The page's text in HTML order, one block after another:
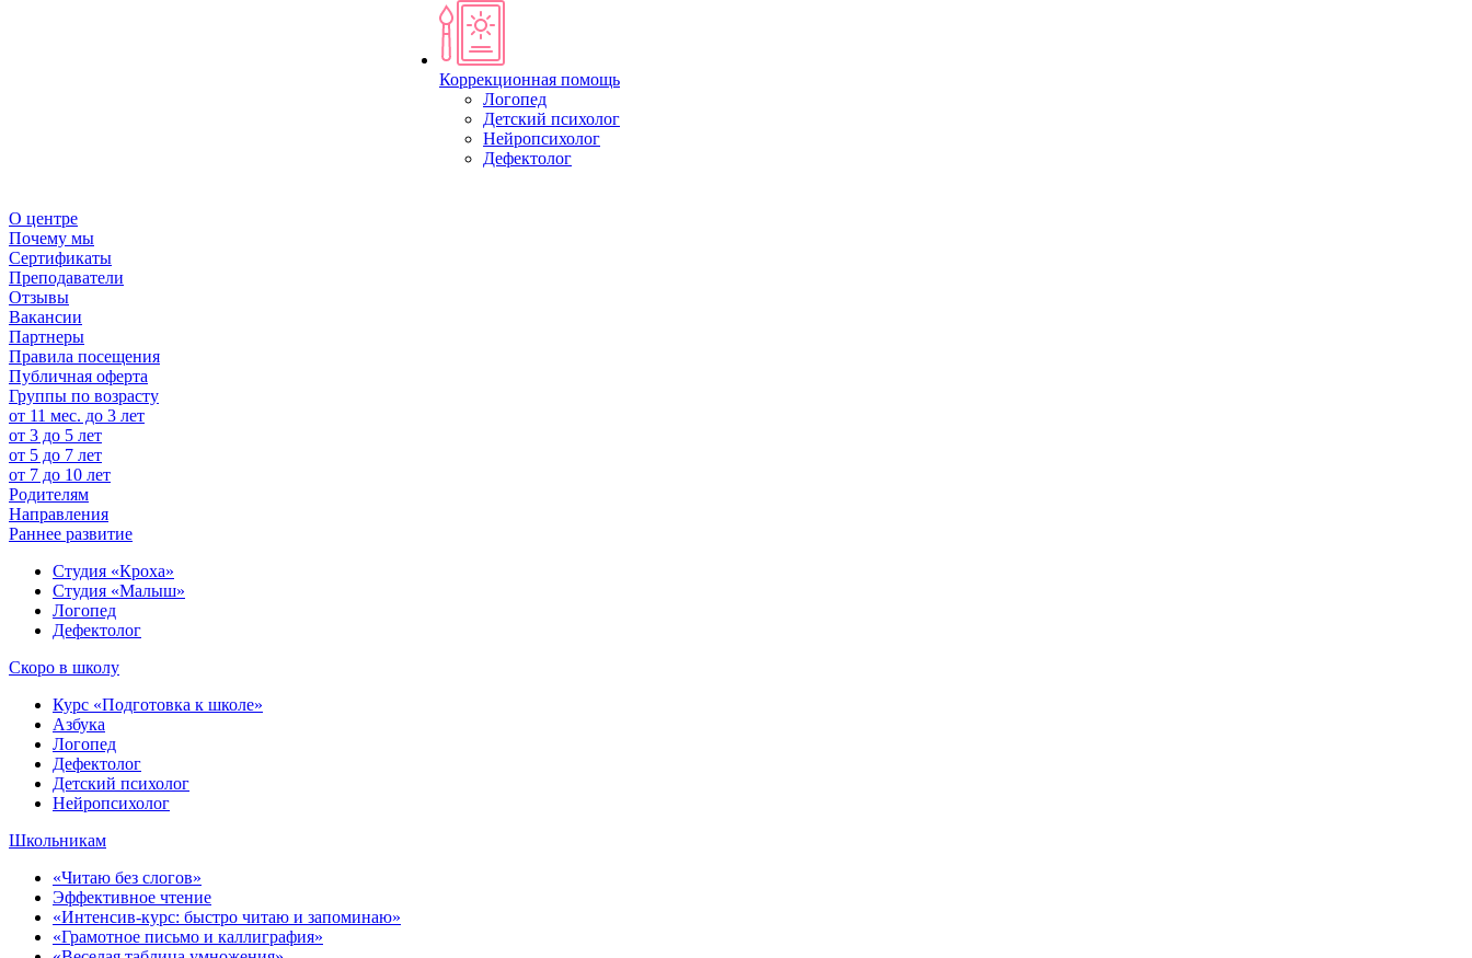
Коррекционная помощь
Логопед
Детский психолог
Нейропсихолог
Дефектолог
О центре
Почему мы
Сертификаты
Преподаватели
Отзывы
Вакансии
Партнеры
Правила посещения
Публичная оферта
Группы по возрасту
от 11 мес. до 3 лет
от 3 до 5 лет
от 5 до 7 лет
от 7 до 10 лет
Родителям
Направления
Раннее развитие
Студия «Кроха»
Студия «Малыш»
Логопед
Дефектолог
Скоро в школу
Курс «Подготовка к школе»
Азбука
Логопед
Дефектолог
Детский психолог
Нейропсихолог
Школьникам
«Читаю без слогов»
Эффективное чтение
«Интенсив-курс: быстро читаю и запоминаю»
«Грамотное письмо и каллиграфия»